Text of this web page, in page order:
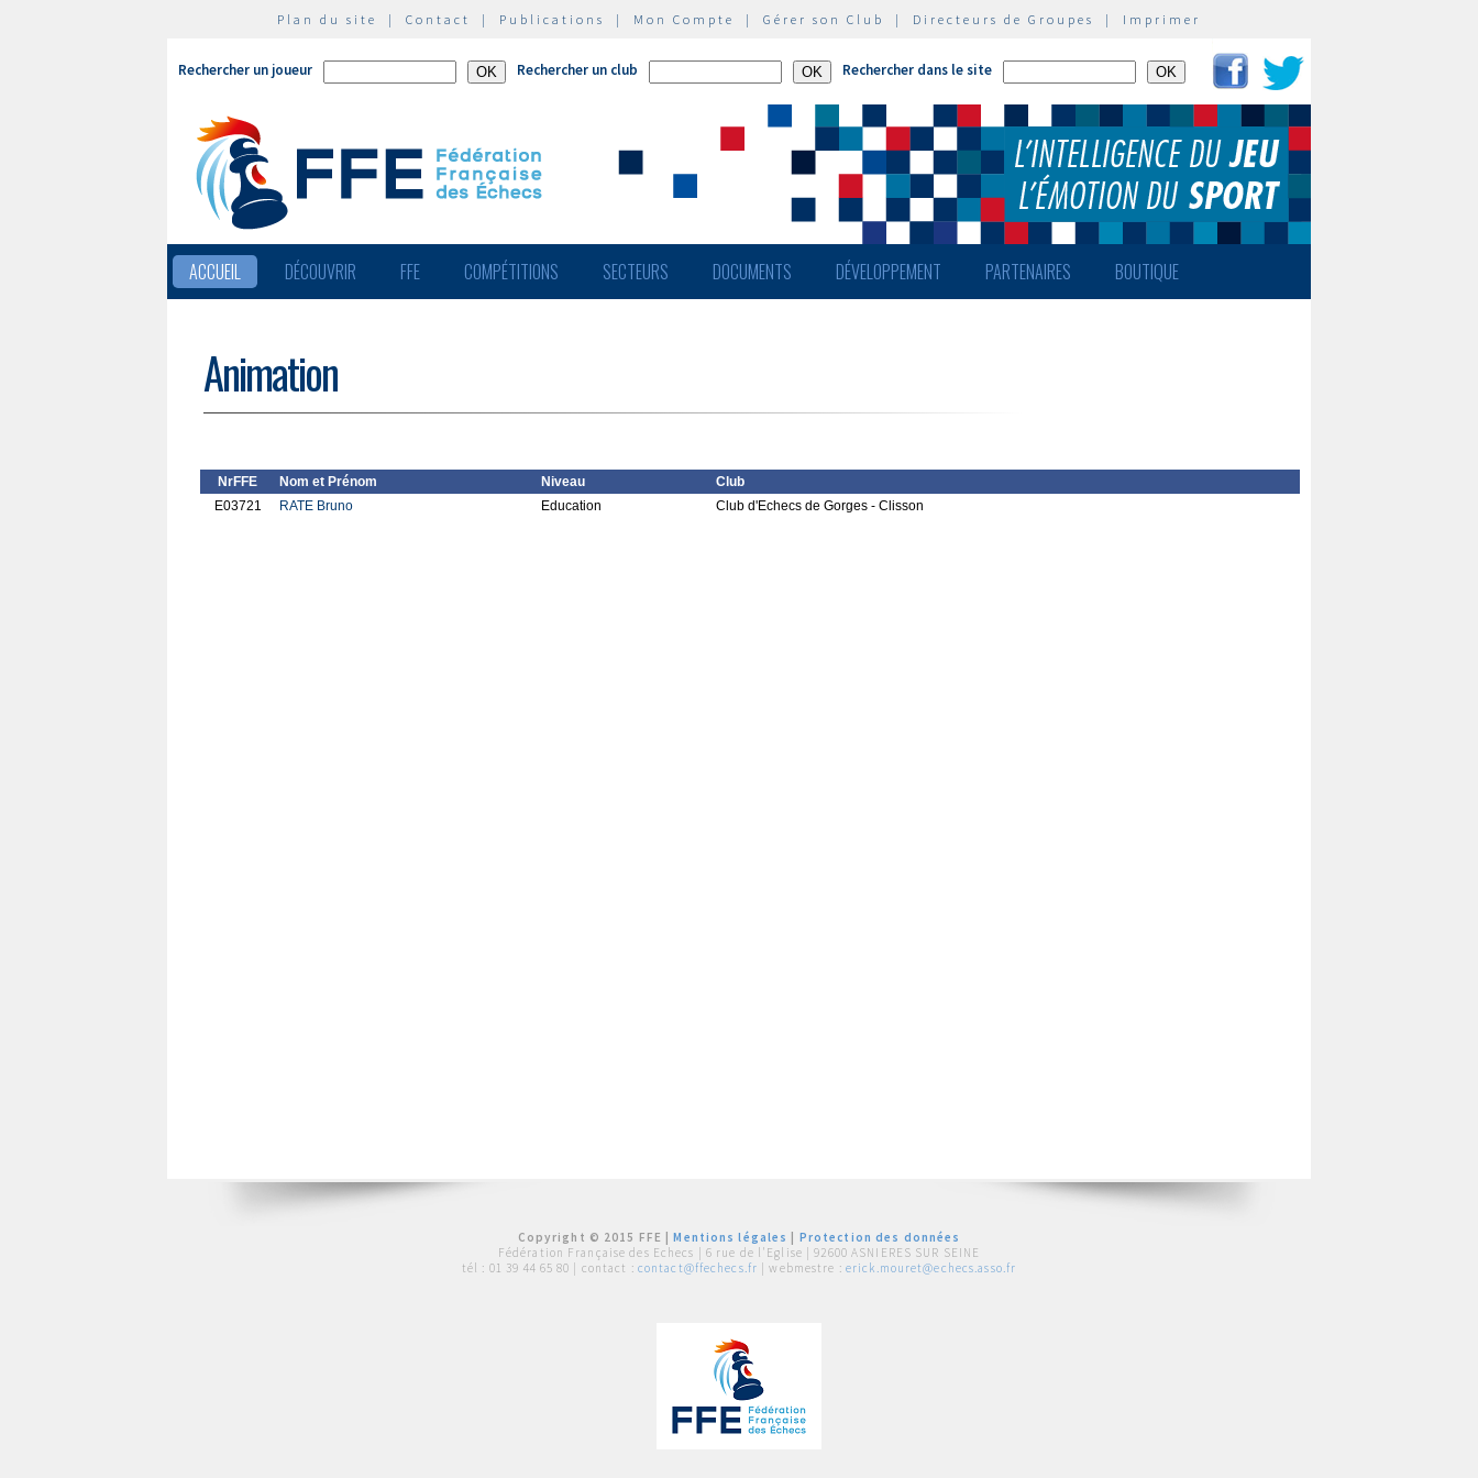
Plan du site | Contact | Publications | Mon Compte | Gérer son Club | Directeurs de Groupes | Imprimer
Rechercher un joueur Rechercher un club Rechercher dans le site
ACCUEIL DÉCOUVRIR FFE COMPÉTITIONS SECTEURS DOCUMENTS DÉVELOPPEMENT PARTENAIRES BOUTIQUE
Animation
NrFFE Nom et Prénom Niveau
Club
E03721
RATE Bruno Education Club d'Echecs de Gorges - Clisson
Copyright © 2015 FFE |Mentions légales
Protection des données
Fédération Française des Echecs | 6 rue de l'Eglise | 92600 ASNIERES SUR SEINE
tél : 01 39 44 65 80 | contact : contact@ffechecs.fr | webmestre : erick.mouret@echecs.asso.fr